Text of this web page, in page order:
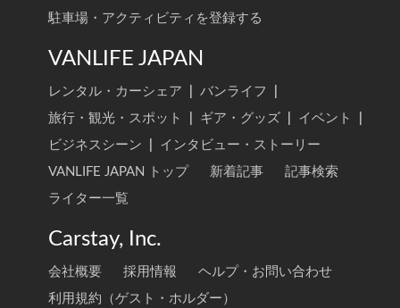
駐車場・アクティビティを登録する
VANLIFE JAPAN
レンタル・カーシェア バンライフ
旅行・観光・スポット
ギア・グッズ イベント
ビジネスシーン
インタビュー・ストーリー
VANLIFE JAPAN トップ
新着記事
記事検索
ライター一覧
Carstay, Inc.
会社概要 採用情報
ヘルプ・お問い合わせ
利用規約（ゲスト・ホルダー）